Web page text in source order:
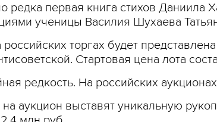
редка первая книга стихов Даниила
ученицы Василия Шухаева
торгах будет
Стартовая цена лота
редкость. На российских
аукцион выставят уникальную